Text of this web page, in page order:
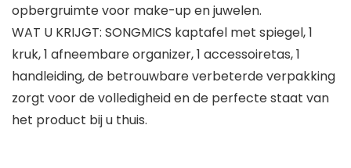
opbergruimte voor make-up en juwelen.
WAT U KRIJGT: SONGMICS kaptafel met spiegel, 1
kruk, 1 afneembare organizer, 1 accessoiretas, 1
handleiding, de betrouwbare verbeterde verpakking
zorgt voor de volledigheid en de perfecte staat van
het product bij u thuis.